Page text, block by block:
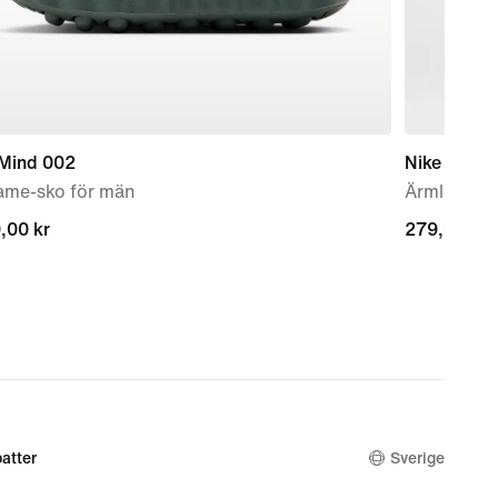
002
sko för män
kr
kr
Nike
Ärmlös
279,00 kr
279,00 kr
Sverige